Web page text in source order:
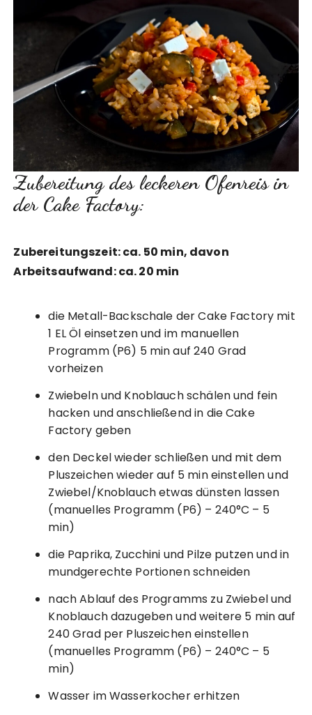
Zubereitung des leckeren Ofenreis in
der Cake Factory:
Zubereitungszeit: ca. 50 min, davon
Arbeitsaufwand: ca. 20 min
die Metall-Backschale der Cake Factory mit
1 EL Öl einsetzen und im manuellen
Programm (P6) 5 min auf 240 Grad
vorheizen
Zwiebeln und Knoblauch schälen und fein
hacken und anschließend in die Cake
Factory geben
den Deckel wieder schließen und mit dem
Pluszeichen wieder auf 5 min einstellen und
Zwiebel/Knoblauch etwas dünsten lassen
(manuelles Programm (P6) – 240°C – 5
min)
die Paprika, Zucchini und Pilze putzen und in
mundgerechte Portionen schneiden
nach Ablauf des Programms zu Zwiebel und
Knoblauch dazugeben und weitere 5 min auf
240 Grad per Pluszeichen einstellen
(manuelles Programm (P6) – 240°C – 5
min)
Wasser im Wasserkocher erhitzen